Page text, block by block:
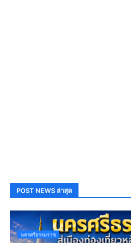
POST NEWS ล่าสุด
นครศรีธรรมราช